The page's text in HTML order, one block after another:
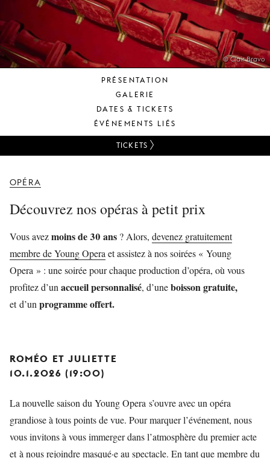
JEUNE
PUBLIC
LA
MONNAIE
SOUTENIR
© Clair Bravo
PRÉSENTATION
GALERIE
DATES & TICKETS
ÉVÉNEMENTS LIÉS
TICKETS
OPÉRA
Découvrez nos opéras à petit prix
Vous avezmoins de 30 ans ? Alors, devenez gratuitement
membre de Young Opera et assistez à nos soirées « Young
Opera » : une soirée pour chaque production d’opéra, où vous
profitez d’un accueil personnalisé, d’uneboisson gratuite,
et d’un programme offert.
ROMÉO ET JULIETTE
10.1.2026 (19:00)
La nouvelle saison du Young Opera s’ouvre avec un opéra
grandiose à tous points de vue. Pour marquer l’événement, nous
vous invitons à vous immerger dans l’atmosphère du premier acte
et à nous rejoindre masqué·e au spectacle. En tant que membre du